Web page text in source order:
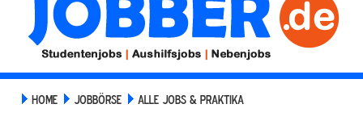
HOME JOBBÖRSE ALLE JOBS & PRAKTIKA